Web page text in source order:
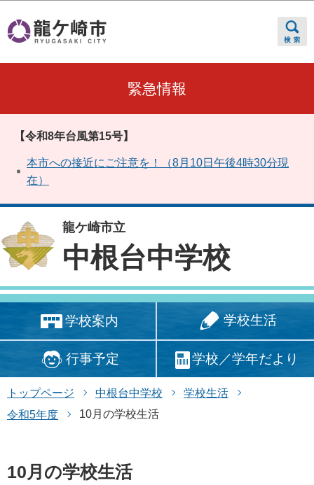
緊急情報
【令和8年台風第15号】
本市への接近にご注意を！（8月10日午後4時30分現
在）
龍ケ崎市立
中根台中学校
学校案内 学校生活
行事予定 学校／学年だより
トップページ 中根台中学校
学校生活
令和5年度
10月の学校生活
10月の学校生活